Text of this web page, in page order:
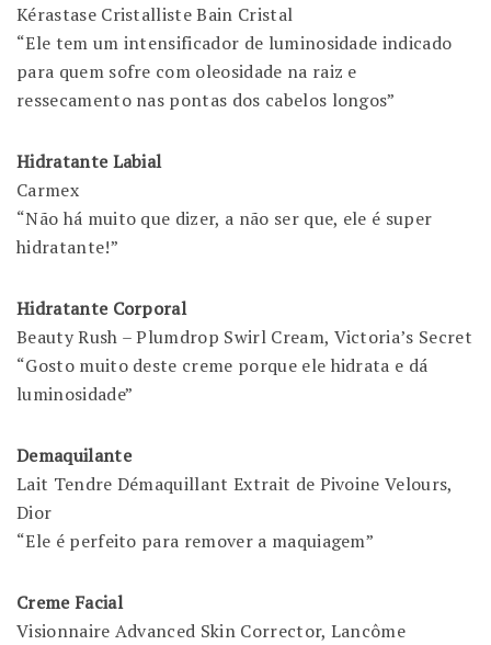
Kérastase Cristalliste Bain Cristal
“Ele tem um intensificador de luminosidade indicado
para quem sofre com oleosidade na raiz e
ressecamento nas pontas dos cabelos longos”
Hidratante Labial
Carmex
“Não há muito que dizer, a não ser que, ele é super
hidratante!”
Hidratante Corporal
Beauty Rush – Plumdrop Swirl Cream, Victoria’s Secret
“Gosto muito deste creme porque ele hidrata e dá
luminosidade”
Demaquilante
Lait Tendre Démaquillant Extrait de Pivoine Velours,
Dior
“Ele é perfeito para remover a maquiagem”
Creme Facial
Visionnaire Advanced Skin Corrector, Lancôme